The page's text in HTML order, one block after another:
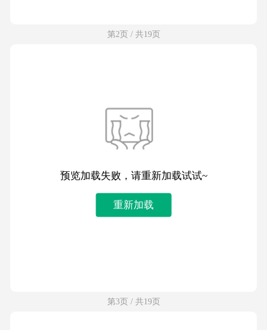
第2页 / 共19页
预览加载失败，请重新加载试试~
重新加载
第3页 / 共19页